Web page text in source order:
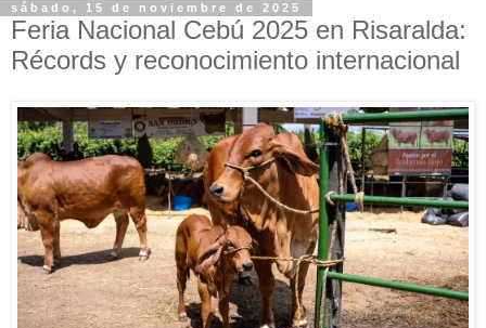
sábado, 15 de noviembre de 2025
Feria Nacional Cebú 2025 en Risaralda:
Récords y reconocimiento internacional